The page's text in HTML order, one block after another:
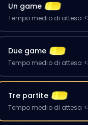
Un game
Tempo medio di attesa
Due game
Tempo medio di attesa
Tre partite
Tempo medio di attesa